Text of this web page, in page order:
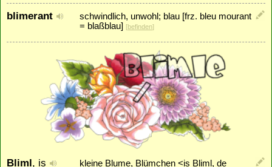
blimerant
schwindlich, unwohl; blau [frz. bleu mourant
= blaßblau] [befinden]
Bliml, is kleine Blume, Blümchen <is Bliml, de